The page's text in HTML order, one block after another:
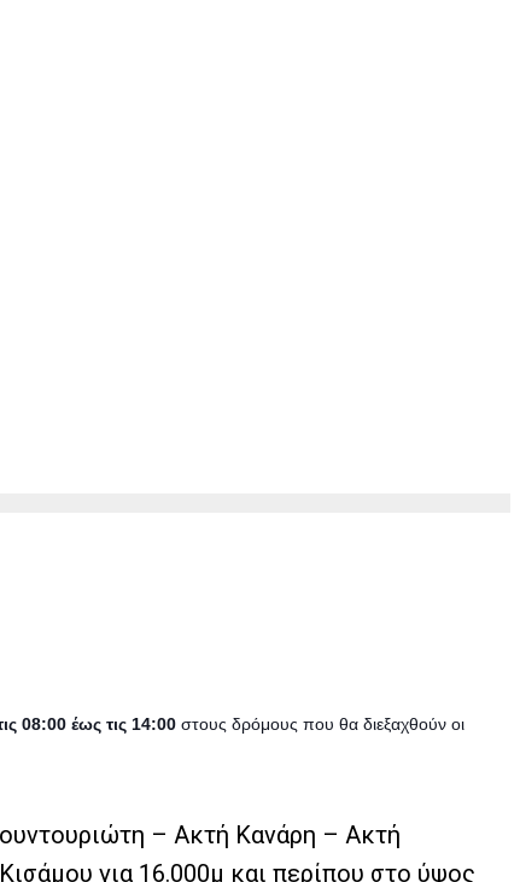
08:00 έως τις 14:00 στους δρόμους που θα διεξαχθούν οι
– Ακτή Κανάρη – Ακτή
για 16.000μ και περίπου στο ύψος